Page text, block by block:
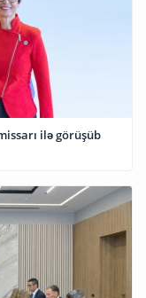
ilə görüşüb